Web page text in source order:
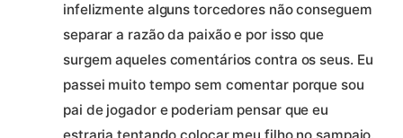
infelizmente alguns torcedores não conseguem
separar a razão da paixão e por isso que
surgem aqueles comentários contra os seus. Eu
passei muito tempo sem comentar porque sou
pai de jogador e poderiam pensar que eu